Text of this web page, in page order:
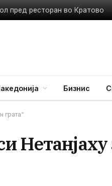
пред ресторан во Кратово
Бизнис
грата“